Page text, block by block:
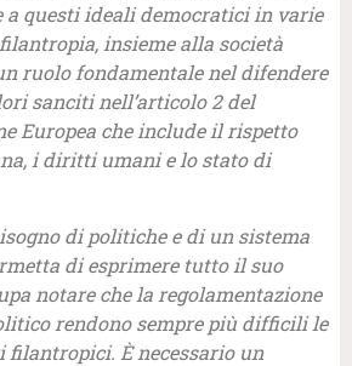
a questi ideali democratici in varie
insieme alla società
ruolo fondamentale nel difendere
sanciti nell’articolo 2 del
Europea che include il rispetto
i diritti umani e lo stato di
di politiche e di un sistema
di esprimere tutto il suo
notare che la regolamentazione
rendono sempre più difficili le
È necessario un